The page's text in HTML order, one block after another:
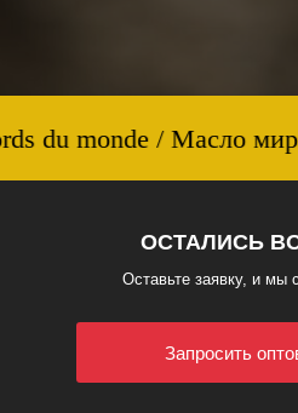
du monde / Масло
ОСТАЛИСЬ
Оставьте заявку, и мы
Запросить